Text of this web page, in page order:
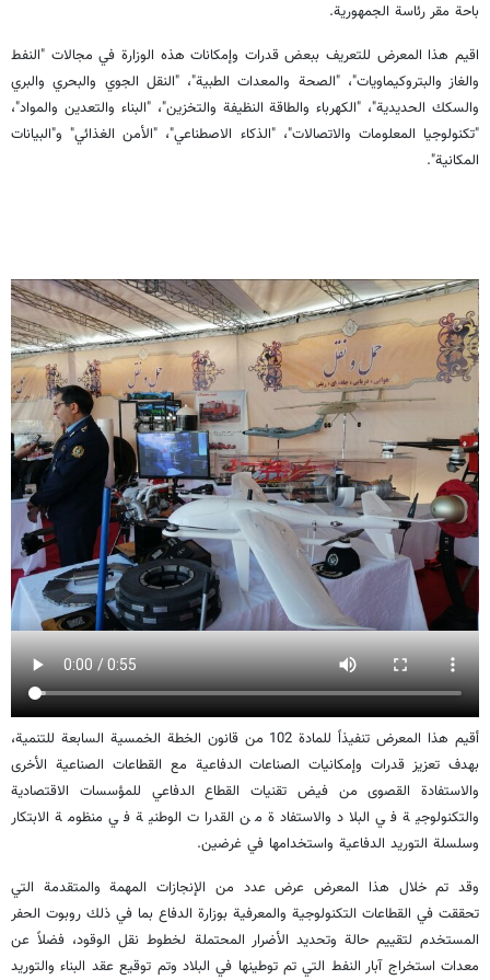
باحة مقر رئاسة الجمهورية.
اقيم هذا المعرض للتعريف ببعض قدرات وإمكانات هذه الوزارة في مجالات "النفط
والغاز والبتروكيماويات"، "الصحة والمعدات الطبية"، "النقل الجوي والبحري والبري
والسكك الحديدية"، "الكهرباء والطاقة النظيفة والتخزين"، "البناء والتعدين والمواد"،
"تكنولوجيا المعلومات والاتصالات"، "الذكاء الاصطناعي"، "الأمن الغذائي" و"البيانات
المكانية".
أقيم هذا المعرض تنفيذاً للمادة 102 من قانون الخطة الخمسية السابعة للتنمية،
بهدف تعزيز قدرات وإمكانيات الصناعات الدفاعية مع القطاعات الصناعية الأخرى
والاستفادة القصوى من فيض تقنيات القطاع الدفاعي للمؤسسات الاقتصادية
والتكنولوجية في البلاد والاستفادة من القدرات الوطنية في منظومة الابتكار
وسلسلة التوريد الدفاعية واستخدامها في غرضين.
وقد تم خلال هذا المعرض عرض عدد من الإنجازات المهمة والمتقدمة التي
تحققت في القطاعات التكنولوجية والمعرفية بوزارة الدفاع بما في ذلك روبوت الحفر
المستخدم لتقييم حالة وتحديد الأضرار المحتملة لخطوط نقل الوقود، فضلاً عن
معدات استخراج آبار النفط التي تم توطينها في البلاد وتم توقيع عقد البناء والتوريد